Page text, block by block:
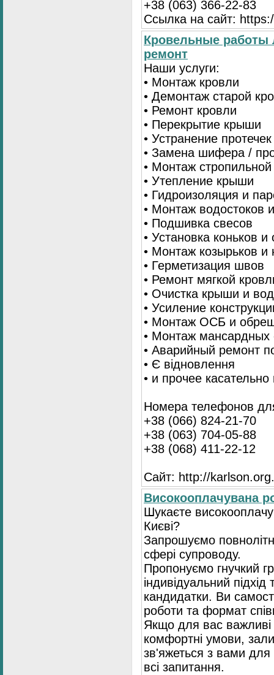
+38 (063) 366-22-83
Ссылка на сайт:
Кровельные
ремонт
Наши услуги:
• Монтаж кровли
• Демонтаж старой
• Ремонт кровли
• Перекрытие крыши
• Устранение протечек
• Замена шифера /
• Монтаж
• Утепление крыши
• Гидроизоляция и
• Монтаж водостоков
• Подшивка свесов
• Установка коньков и
• Монтаж козырьков и
• Герметизация швов
• Ремонт мягкой
• Очистка крыши и
• Усиление
• Монтаж ОСБ и
• Монтаж мансардных
• Аварийный ремонт
• Є відновлення
• и прочее
Номера телефонов
+38 (066) 824-21-70
+38 (063) 704-05-88
+38 (068) 411-22-12
Сайт: http://
Високооплачувана
Шукаєте
Києві?
Запрошуємо
сфері супроводу.
Пропонуємо гнучкий
індивідуальний
кандидатки. Ви
роботи та формат
Якщо для вас важливі
комфортні умови,
зв'яжеться з вами для
всі запитання.